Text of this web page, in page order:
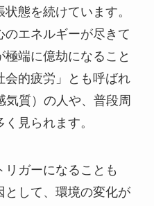
態を続けています。
エネルギーが尽きて
極端に億劫になること
会的疲労」とも呼ばれ
気質）の人や、普段周
見られます。
ガーになることも
として、環境の変化が